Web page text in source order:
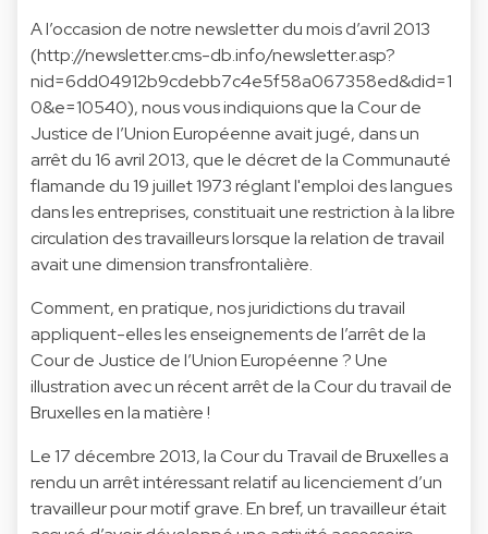
A l’occasion de notre newsletter du mois d’avril 2013
(http://newsletter.cms-db.info/newsletter.asp?
nid=6dd04912b9cdebb7c4e5f58a067358ed&did=1
0&e=10540), nous vous indiquions que la Cour de
Justice de l’Union Européenne avait jugé, dans un
arrêt du 16 avril 2013, que le décret de la Communauté
flamande du 19 juillet 1973 réglant l'emploi des langues
dans les entreprises, constituait unerestriction à la libre
circulation des travailleurs lorsque la relation de travail
avait une dimension transfrontalière.
Comment, en pratique, nos juridictions du travail
appliquent-elles les enseignements de l’arrêt de la
Cour de Justice de l’Union Européenne ? Une
illustration avec un récent arrêt de la Cour du travail de
Bruxelles en la matière !
Le 17 décembre 2013, la Cour du Travail de Bruxelles a
rendu un arrêt intéressant relatif au licenciement d’un
travailleur pour motif grave. En bref, un travailleur était